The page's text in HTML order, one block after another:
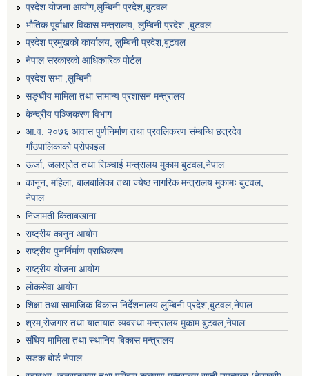
प्रदेश योजना आयोग,लुम्बिनी प्रदेश,बुटवल
भौतिक पूर्वाधार विकास मन्त्रालय, लुम्बिनी प्रदेश ,बुटवल
प्रदेश प्रमुखको कार्यालय, लुम्बिनी प्रदेश,बुटवल
नेपाल सरकारको आधिकारिक पोर्टल
प्रदेश सभा ,लुम्बिनी
सङ्घीय मामिला तथा सामान्य प्रशासन मन्त्रालय
केन्द्रीय पञ्जिकरण विभाग
आ.व. २०७६ आवास पुर्णनिर्माण तथा प्रवलिकरण संम्बन्धि छत्रदेव
गाँउपालिकाको प्रोफाइल
ऊर्जा, जलस्रोत तथा सिञ्चाई मन्त्रालय मुकाम बुटवल,नेपाल
कानून, महिला, बालबालिका तथा ज्येष्ठ नागरिक मन्त्रालय मुकामः बुटवल,
नेपाल
निजामती किताबखाना
राष्ट्रीय कानुन आयाेग
राष्ट्रीय पुनर्निर्माण प्राधिकरण
राष्ट्रीय योजना आयोग
लोकसेवा आयोग
शिक्षा तथा सामाजिक विकास निर्देशनालय लुम्बिनी प्रदेश,बुटवल,नेपाल
श्रम,रोजगार तथा यातायात व्यवस्था मन्त्रालय मुकाम बुटवल,नेपाल
संघिय मामिला तथा स्थानिय बिकास मन्त्रालय
सडक बोर्ड नेपाल